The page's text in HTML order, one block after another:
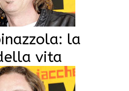
la
vita